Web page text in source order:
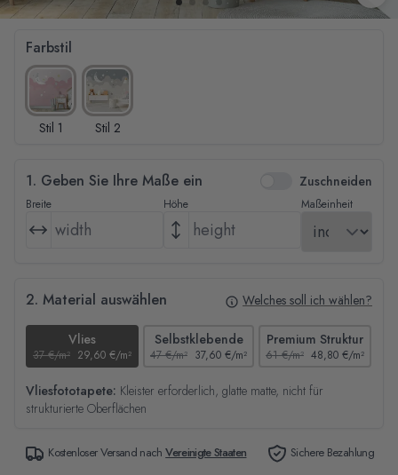
Farbstil
Stil 1 Stil 2
1. Geben Sie Ihre Maße ein Zuschneiden
Breite Höhe Maßeinheit
2. Material auswählen Welches soll ich wählen?
Vlies
37 €/m² 29,60 €/m²
Selbstklebende
47 €/m² 37,60 €/m²
Premium Struktur
61 €/m² 48,80 €/m²
Vliesfototapete: Kleister erforderlich, glatte matte, nicht für
strukturierte Oberflächen
Kostenloser Versand nachVereinigte Staaten Sichere Bezahlung